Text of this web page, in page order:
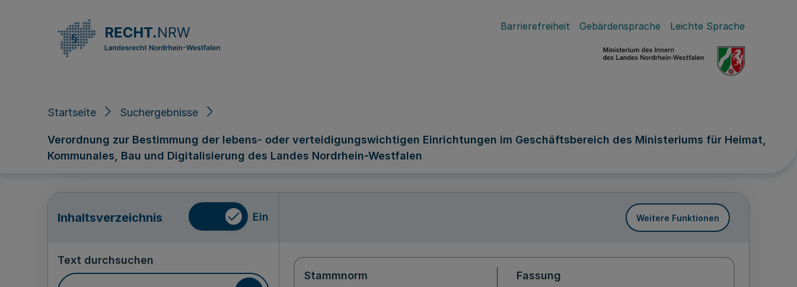
Barrierefreiheit Gebärdensprache Leichte Sprache
Startseite Suchergebnisse
Verordnung zur Bestimmung der lebens- oder verteidigungswichtigen Einrichtungen im Geschäftsbereich des Ministeriums für Heimat,
Kommunales, Bau und Digitalisierung des Landes Nordrhein-Westfalen
Inhaltsverzeichnis Ein Weitere Funktionen
Text durchsuchen
Stammnorm Fassung